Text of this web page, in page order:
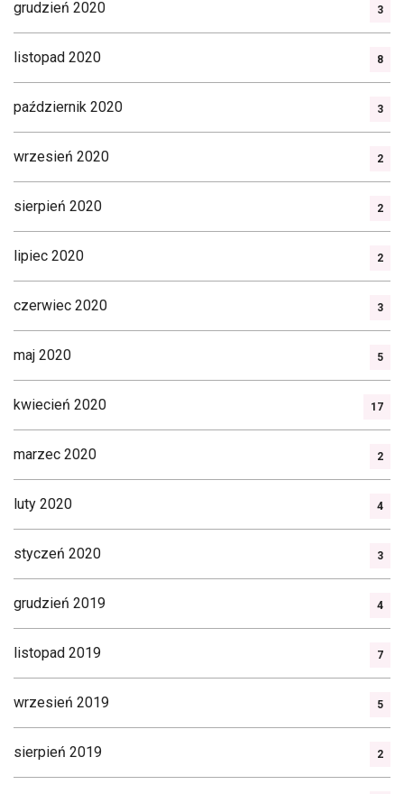
grudzień 2020 3
listopad 2020 8
październik 2020 3
wrzesień 2020 2
sierpień 2020 2
lipiec 2020 2
czerwiec 2020 3
maj 2020 5
kwiecień 2020 17
marzec 2020 2
luty 2020 4
styczeń 2020 3
grudzień 2019 4
listopad 2019 7
wrzesień 2019 5
sierpień 2019 2